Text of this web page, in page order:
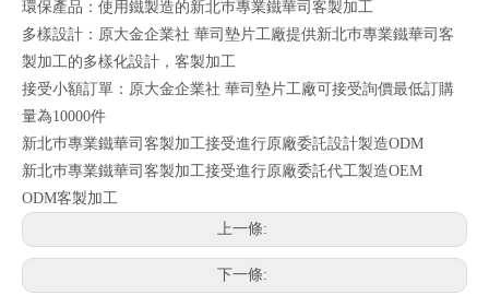
環保產品：使用鐵製造的新北巿專業鐵華司客製加工
多樣設計：原大金企業社 華司墊片工廠提供新北巿專業鐵華司客
製加工的多樣化設計，客製加工
接受小額訂單：原大金企業社 華司墊片工廠可接受詢價最低訂購
量為10000件
新北巿專業鐵華司客製加工接受進行原廠委託設計製造ODM
新北巿專業鐵華司客製加工接受進行原廠委託代工製造OEM
ODM客製加工
上一條:
下一條: